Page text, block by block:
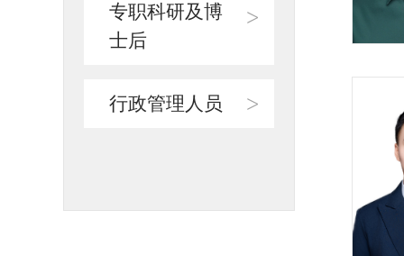
专职科研及博
士后
>
行政管理人员 >